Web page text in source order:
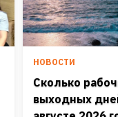
НОВОСТИ
Сколько
выходных дней